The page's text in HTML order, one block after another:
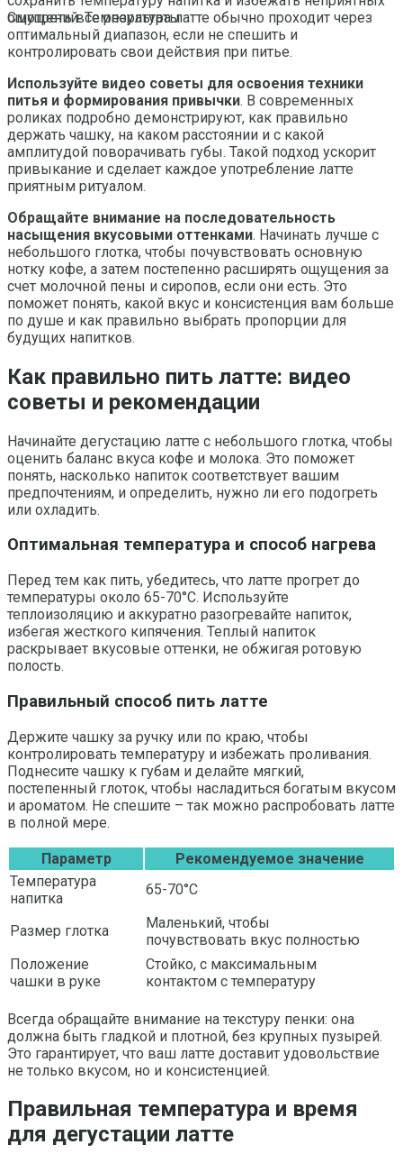
Смотреть все результаты
ощущений. Температура латте обычно проходит через
оптимальный диапазон, если не спешить и
контролировать свои действия при питье.
Используйте видео советы для освоения техники
питья и формирования привычки. В современных
роликах подробно демонстрируют, как правильно
держать чашку, на каком расстоянии и с какой
амплитудой поворачивать губы. Такой подход ускорит
привыкание и сделает каждое употребление латте
приятным ритуалом.
Обращайте внимание на последовательность
насыщения вкусовыми оттенками. Начинать лучше с
небольшого глотка, чтобы почувствовать основную
нотку кофе, а затем постепенно расширять ощущения за
счет молочной пены и сиропов, если они есть. Это
поможет понять, какой вкус и консистенция вам больше
по душе и как правильно выбрать пропорции для
будущих напитков.
Как правильно пить латте: видео
советы и рекомендации
Начинайте дегустацию латте с небольшого глотка, чтобы
оценить баланс вкуса кофе и молока. Это поможет
понять, насколько напиток соответствует вашим
предпочтениям, и определить, нужно ли его подогреть
или охладить.
Оптимальная температура и способ нагрева
Перед тем как пить, убедитесь, что латте прогрет до
температуры около 65-70°C. Используйте
теплоизоляцию и аккуратно разогревайте напиток,
избегая жесткого кипячения. Теплый напиток
раскрывает вкусовые оттенки, не обжигая ротовую
полость.
Правильный способ пить латте
Держите чашку за ручку или по краю, чтобы
контролировать температуру и избежать проливания.
Поднесите чашку к губам и делайте мягкий,
постепенный глоток, чтобы насладиться богатым вкусом
и ароматом. Не спешите – так можно распробовать латте
в полной мере.
Параметр
Рекомендуемое значение
Температура
напитка
65-70°C
Размер глотка
Маленький, чтобы
почувствовать вкус полностью
Положение
чашки в руке
Стойко, с максимальным
контактом с температуру
Всегда обращайте внимание на текстуру пенки: она
должна быть гладкой и плотной, без крупных пузырей.
Это гарантирует, что ваш латте доставит удовольствие
не только вкусом, но и консистенцией.
Правильная температура и время
для дегустации латте